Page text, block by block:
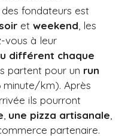
fondateurs est
et weekend , les
vous à leur
différent chaque
partent pour un run
minute/km). Après
ils pourront
une pizza artisanale
partenaire.